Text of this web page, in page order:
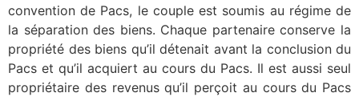
convention de Pacs, le couple est soumis au régime de
la séparation des biens. Chaque partenaire conserve la
propriété des biens qu’il détenait avant la conclusion du
Pacs et qu’il acquiert au cours du Pacs. Il est aussi seul
propriétaire des revenus qu’il perçoit au cours du Pacs